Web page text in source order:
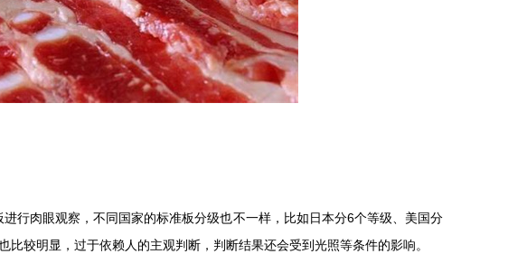
行肉眼观察，不同国家的标准板分级也不一样，比如日本分6个等级、美国分
较明显，过于依赖人的主观判断，判断结果还会受到光照等条件的影响。